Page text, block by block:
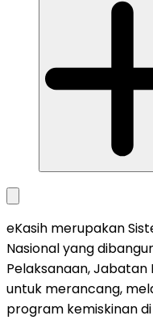
eKasih merupakan
Nasional yang
Pelaksanaan, Jabatan
untuk merancang,
program kemiskinan di